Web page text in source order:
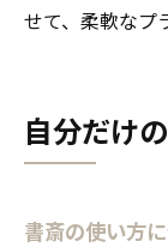
せて、柔軟なプ
自分だけ
書斎の使い方